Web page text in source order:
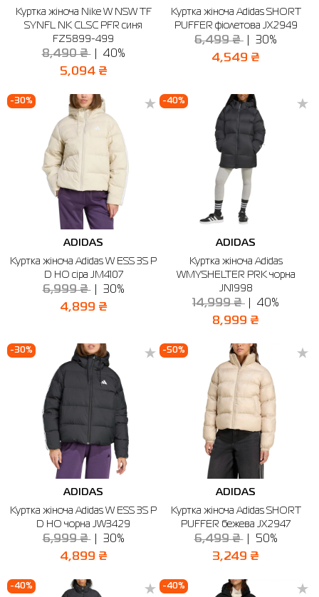
Сорочки
Термобілизна
Футболки
Спідниці
Фітнес та йога
Шапки
Skechers
The North Face
WHS
Напівчеревики
Сандалі
adidas
Куртка жіноча Nike W NSW TF
SYNFL NK CLSC PFR синя
FZ5899-499
8,490 ₴ 40%
5,094 ₴
Куртка жіноча Adidas SHORT
PUFFER фіолетова JX2949
6,499 ₴ 30%
4,549 ₴
-30%
ADIDAS
Куртка жіноча Adidas W ESS 3S P
D HO сіра JM4107
6,999 ₴ 30%
4,899 ₴
-40%
ADIDAS
Куртка жіноча Adidas
WMYSHELTER PRK чорна
JN1998
14,999 ₴ 40%
8,999 ₴
-30%
ADIDAS
Куртка жіноча Adidas W ESS 3S P
D HO чорна JW3429
6,999 ₴ 30%
4,899 ₴
-50%
ADIDAS
Куртка жіноча Adidas SHORT
PUFFER бежева JX2947
6,499 ₴ 50%
3,249 ₴
-40% -40%